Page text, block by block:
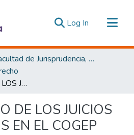
Log In (current)
Facultad de Jurisprudencia, Ciencias Políticas y Económicas
EL ABANDONO DE LOS JUICIOS DE ALIMENTOS EN EL COGEP
DE LOS JUICIOS
EN EL COGEP